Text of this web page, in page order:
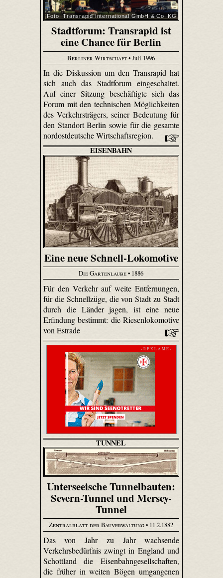
Foto: Transrapid International GmbH & Co. KG
Stadtforum: Transrapid ist
eine Chance für Berlin
Berliner Wirtschaft• Juli 1996
In die Diskussion um den Transrapid hat
sich auch das Stadtforum eingeschaltet.
Auf einer Sitzung beschäftigte sich das
Forum mit den technischen Möglichkeiten
des Verkehrsträgers, seiner Bedeutung für
den Standort Berlin sowie für die gesamte
nordostdeutsche Wirtschaftsregion.
EISENBAHN
Eine neue Schnell-Lokomotive
Die Gartenlaube• 1886
Für den Verkehr auf weite Entfernungen,
für die Schnellzüge, die von Stadt zu Stadt
durch die Länder jagen, ist eine neue
Erfindung bestimmt: die Riesenlokomotive
von Estrade
- R E K L A M E -
TUNNEL
Unterseeische Tunnelbauten:
Severn-Tunnel und Mersey-
Tunnel
Zentralblatt der Bauverwaltung• 11.2.1882
Das von Jahr zu Jahr wachsende
Verkehrsbedürfnis zwingt in England und
Schottland die Eisenbahngesellschaften,
die früher in weiten Bögen umgangenen